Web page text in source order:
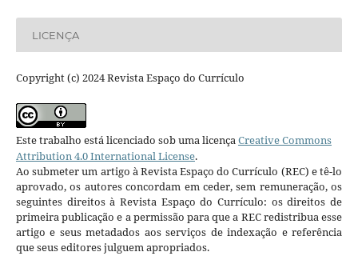
LICENÇA
Copyright (c) 2024 Revista Espaço do Currículo
Este trabalho está licenciado sob uma licençaCreative Commons
Attribution 4.0 International License.
Ao submeter um artigo à Revista Espaço do Currículo (REC) e tê-lo
aprovado, os autores concordam em ceder, sem remuneração, os
seguintes direitos à Revista Espaço do Currículo: os direitos de
primeira publicação e a permissão para que a REC redistribua esse
artigo e seus metadados aos serviços de indexação e referência
que seus editores julguem apropriados.